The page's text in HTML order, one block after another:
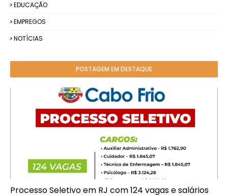
EDUCAÇÃO
EMPREGOS
NOTÍCIAS
POSTAGEM EM DESTAQUE
Processo Seletivo em RJ com 124 vagas e salários